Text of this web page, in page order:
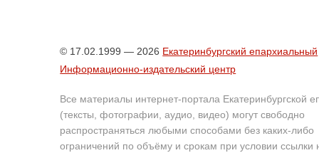
© 17.02.1999 — 2026 Екатеринбургский епархиальный
Информационно-издательский центр
Все материалы интернет-портала Екатеринбургской
(тексты, фотографии, аудио, видео) могут свободно
распространяться любыми способами без каких-либо
ограничений по объёму и срокам при условии ссылки